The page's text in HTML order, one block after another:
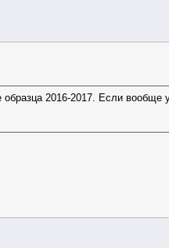
образца 2016-2017. Если вообще